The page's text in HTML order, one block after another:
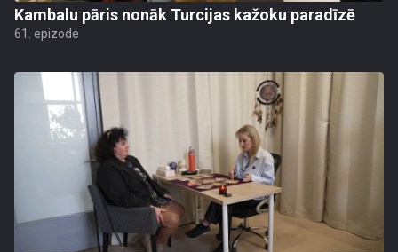
Kambalu pāris nonāk Turcijas kažoku paradīzē
61. epizode